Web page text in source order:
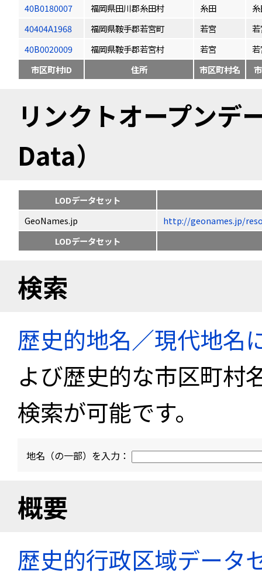
40B0180007
福岡県田川郡糸田村 糸田
40404A1968
福岡県鞍手郡若宮町 若宮
40B0020009
福岡県鞍手郡若宮村 若宮
市区町村ID
住所 市区町村名
リンクトオープン
Data）
LODデータセット
GeoNames.jp
http://geonames.jp/
LODデータセット
検索
歴史的地名／現代地名
よび歴史的な市区町村
検索が可能です。
地名（の一部）を入力：
概要
歴史的行政区域データ